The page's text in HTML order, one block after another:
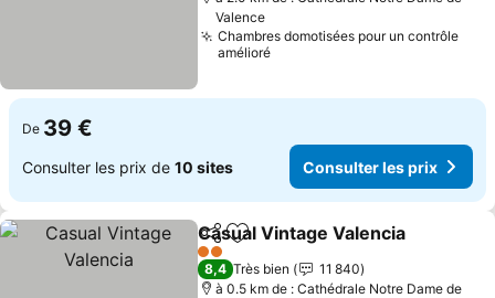
Valence
Chambres domotisées pour un contrôle
amélioré
De 39 €
Consulter les prix de 10 sites Consulter les prix
PartagerAjouter à mes favoris
Casual Vintage Valencia
2 Étoiles
8,4 Très bien
11 840
à 0.5 km de : Cathédrale Notre Dame de